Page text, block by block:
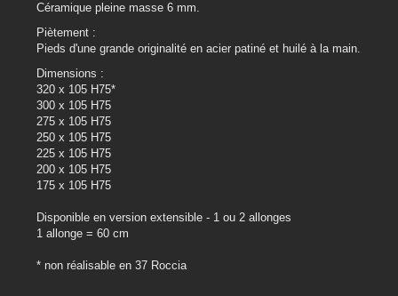
Céramique pleine masse 6 mm.
Piètement :
Pieds d'une grande originalité en acier patiné et huilé à la main.
Dimensions :
320 x 105 H75*
300 x 105 H75
275 x 105 H75
250 x 105 H75
225 x 105 H75
200 x 105 H75
175 x 105 H75
Disponible en version extensible - 1 ou 2 allonges
1 allonge = 60 cm
* non réalisable en 37 Roccia